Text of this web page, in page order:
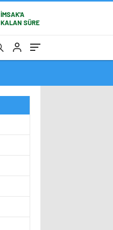
İMSAK'A
KALAN SÜRE